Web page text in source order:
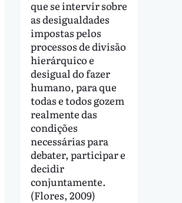
que se intervir sobre
as desigualdades
impostas pelos
processos de divisão
hierárquico e
desigual do fazer
humano, para que
todas e todos gozem
realmente das
condições
necessárias para
debater, participar e
decidir
conjuntamente.
(Flores, 2009)